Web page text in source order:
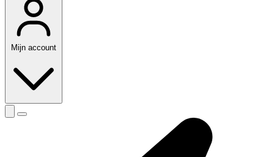
Mijn account